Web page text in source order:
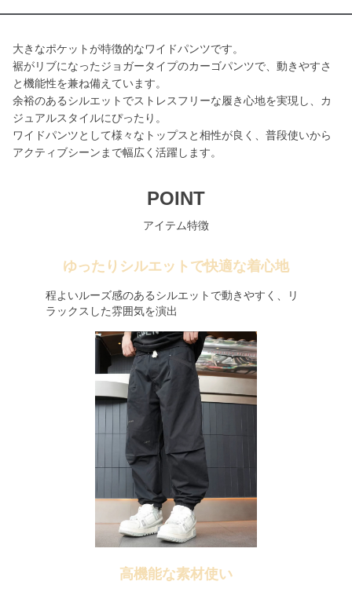
大きなポケットが特徴的なワイドパンツです。
裾がリブになったジョガータイプのカーゴパンツで、動きやすさ
と機能性を兼ね備えています。
余裕のあるシルエットでストレスフリーな履き心地を実現し、カ
ジュアルスタイルにぴったり。
ワイドパンツとして様々なトップスと相性が良く、普段使いから
アクティブシーンまで幅広く活躍します。
POINT
アイテム特徴
ゆったりシルエットで快適な着心地
程よいルーズ感のあるシルエットで動きやすく、リ
ラックスした雰囲気を演出
高機能な素材使い